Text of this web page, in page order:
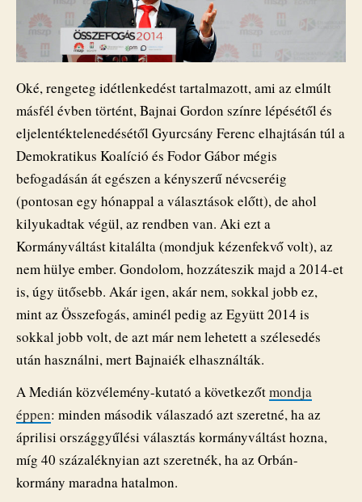
Oké, rengeteg idétlenkedést tartalmazott, ami az elmúlt
másfél évben történt, Bajnai Gordon színre lépésétől és
eljelentéktelenedésétől Gyurcsány Ferenc elhajtásán túl a
Demokratikus Koalíció és Fodor Gábor mégis
befogadásán át egészen a kényszerű névcseréig
(pontosan egy hónappal a választások előtt), de ahol
kilyukadtak végül, az rendben van. Aki ezt a
Kormányváltást kitalálta (mondjuk kézenfekvő volt), az
nem hülye ember. Gondolom, hozzáteszik majd a 2014-et
is, úgy ütősebb. Akár igen, akár nem, sokkal jobb ez,
mint az Összefogás, aminél pedig az Együtt 2014 is
sokkal jobb volt, de azt már nem lehetett a szélesedés
után használni, mert Bajnaiék elhasználták.
A Medián közvélemény-kutató a következőtmondja
éppen: minden második válaszadó azt szeretné, ha az
áprilisi országgyűlési választás kormányváltást hozna,
míg 40 százaléknyian azt szeretnék, ha az Orbán-
kormány maradna hatalmon.